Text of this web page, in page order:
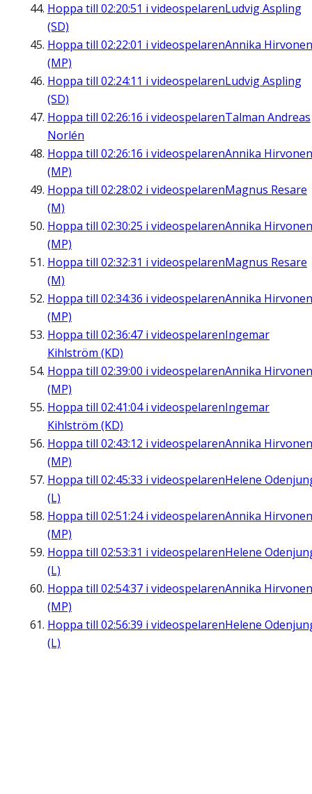
Hoppa till 02:20:51 i videospelarenLudvig Aspling
(SD)
Hoppa till 02:22:01 i videospelarenAnnika Hirvonen
(MP)
Hoppa till 02:24:11 i videospelarenLudvig Aspling
(SD)
Hoppa till 02:26:16 i videospelarenTalman Andreas
Norlén
Hoppa till 02:26:16 i videospelarenAnnika Hirvonen
(MP)
Hoppa till 02:28:02 i videospelarenMagnus Resare
(M)
Hoppa till 02:30:25 i videospelarenAnnika Hirvonen
(MP)
Hoppa till 02:32:31 i videospelarenMagnus Resare
(M)
Hoppa till 02:34:36 i videospelarenAnnika Hirvonen
(MP)
Hoppa till 02:36:47 i videospelarenIngemar
Kihlström (KD)
Hoppa till 02:39:00 i videospelarenAnnika Hirvonen
(MP)
Hoppa till 02:41:04i videospelarenIngemar
Kihlström (KD)
Hoppa till 02:43:12 i videospelarenAnnika Hirvonen
(MP)
Hoppa till 02:45:33 i videospelarenHelene
(L)
Hoppa till 02:51:24i videospelarenAnnika Hirvonen
(MP)
Hoppa till 02:53:31 i videospelarenHelene
(L)
Hoppa till 02:54:37 i videospelarenAnnika Hirvonen
(MP)
Hoppa till 02:56:39 i videospelarenHelene
(L)